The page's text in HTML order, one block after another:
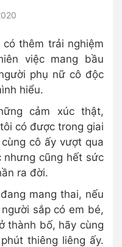
thêm trải nghiệm
việc mang bầu
phụ nữ cô độc
hiểu.
cảm xúc thật,
có được trong giai
cô ấy vượt qua
nhưng cũng hết sức
ra đời.
mang thai, nếu
sắp có em bé,
thành bố, hãy cùng
thiêng liêng ấy.